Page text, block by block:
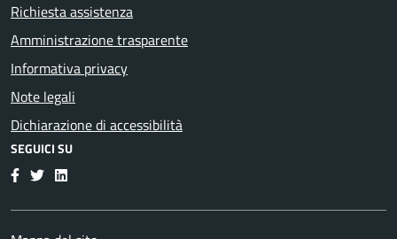
Richiesta assistenza
Amministrazione trasparente
Informativa privacy
Note legali
Dichiarazione di accessibilità
SEGUICI SU
Facebook
TwitterLinkedIn